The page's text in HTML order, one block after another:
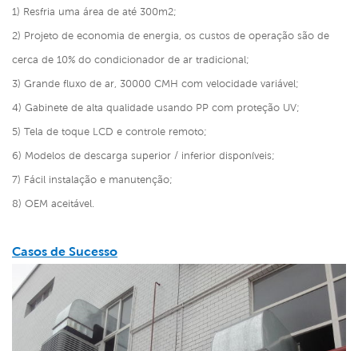
1) Resfria uma área de até 300m2;
2) Projeto de economia de energia, os custos de operação são de
cerca de 10% do condicionador de ar tradicional;
3) Grande fluxo de ar, 30000 CMH com velocidade variável;
4) Gabinete de alta qualidade usando PP com proteção UV;
5) Tela de toque LCD e controle remoto;
6) Modelos de descarga superior / inferior disponíveis;
7) Fácil instalação e manutenção;
8) OEM aceitável.
Casos de Sucesso